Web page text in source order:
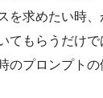
を求めたい時、
てもらうだけ
のプロンプトの